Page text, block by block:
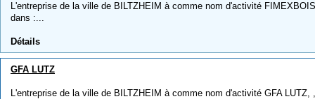
L'entreprise de la ville de BILTZHEIM à comme nom d'activité
dans :...
Détails
GFA LUTZ
L'entreprise de la ville de BILTZHEIM à comme nom d'activité GFA